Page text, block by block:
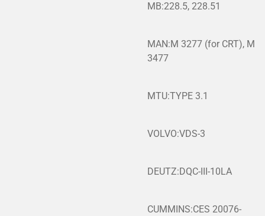
MB:228.5, 228.51
MAN:M 3277 (for CRT), M
3477
MTU:TYPE 3.1
VOLVO:VDS-3
DEUTZ:DQC-III-10LA
CUMMINS:CES 20076-